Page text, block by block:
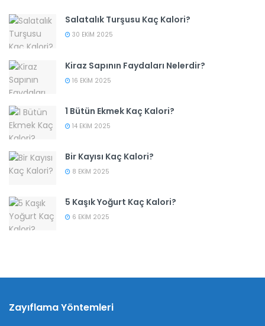
Salatalık Turşusu Kaç Kalori?
30 EKIM 2025
Kiraz Sapının Faydaları Nelerdir?
16 EKIM 2025
1 Bütün Ekmek Kaç Kalori?
14 EKIM 2025
Bir Kayısı Kaç Kalori?
8 EKIM 2025
5 Kaşık Yoğurt Kaç Kalori?
6 EKIM 2025
Zayıflama Yöntemleri